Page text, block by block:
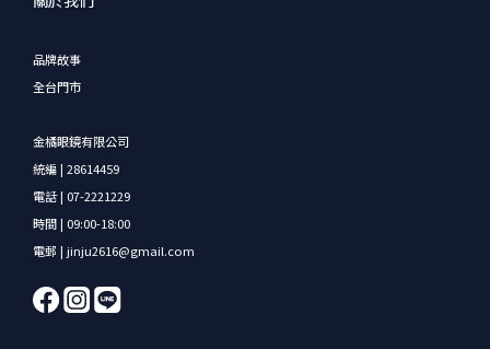
品牌故事
全台門市
金橘眼鏡有限公司
統編 | 28614459
電話 | 07-2221229
時間 | 09:00-18:00
電郵 | jinju2616@gmail.com